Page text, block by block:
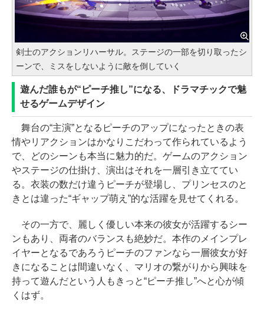
剣士のアクションリハーサル。ステージの一部を切り取ったシ
ーンで、ミスをしないように敵を倒していく
遊んだ誰もが“ピーチ推し”になる、ドラマチックで魅
せるゲームデザイン
舞台の“主演”となるピーチのアップになったときの表
情やリアクションはかなりこだわって作られているよう
で、どのシーンも本当に魅力的だ。ゲームのアクション
やステージの仕掛け、演出はそれを一層引き立ててい
る。衣装の数だけ違うピーチが登場し、プリンセスのと
きとは違った“ギャップ萌え”的な活躍を見せてくれる。
その一方で、麗しく優しい本来の彼女が活躍するシー
ンもあり、両者のバランスも絶妙だ。本作のメインプレ
イヤーとなるであろうピーチのファンなら一層彼女が好
きになることは間違いなく、マリオの繋がりから興味を
持って遊んだという人もきっと“ピーチ推し”へと心が傾
くはず。